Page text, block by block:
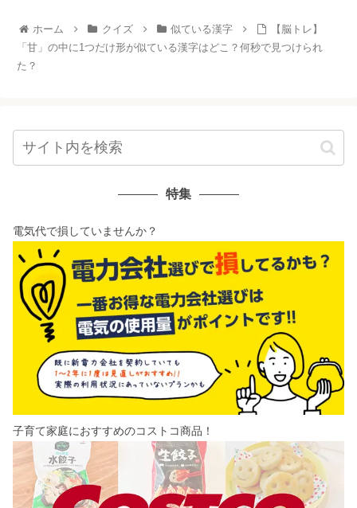
ホーム クイズ 似ている漢字
【脳トレ】
「甘」の中に1つだけ形が似ている漢字はどこ？何秒で見つけられ
た？
特集
電気代で損していませんか？
子育て家庭におすすめのコストコ商品！